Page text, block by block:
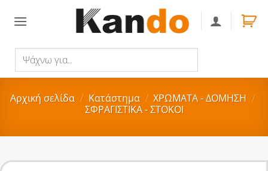
για..
Αρχική σελίδα / Κατάστημα / ΧΡΩΜΑΤΑ - ΔΟΜΗΣΗ /
ΣΦΡΑΓΙΣΤΙΚΑ - ΣΤΟΚΟΙ